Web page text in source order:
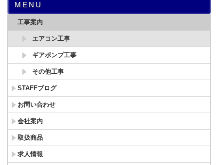
MENU
工事案内
エアコン工事
ギアポンプ工事
その他工事
STAFFブログ
お問い合わせ
会社案内
取扱商品
求人情報